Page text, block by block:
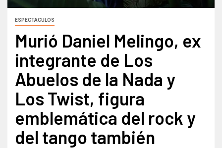
ESPECTACULOS
Murió Daniel Melingo, ex
integrante de Los
Abuelos de la Nada y
Los Twist, figura
emblemática del rock y
del tango también